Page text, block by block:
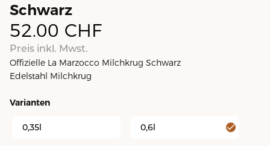
Schwarz
52.00 CHF
Preis inkl. Mwst.
Offizielle La Marzocco Milchkrug Schwarz
Edelstahl Milchkrug
Varianten
0,35l 0,6l